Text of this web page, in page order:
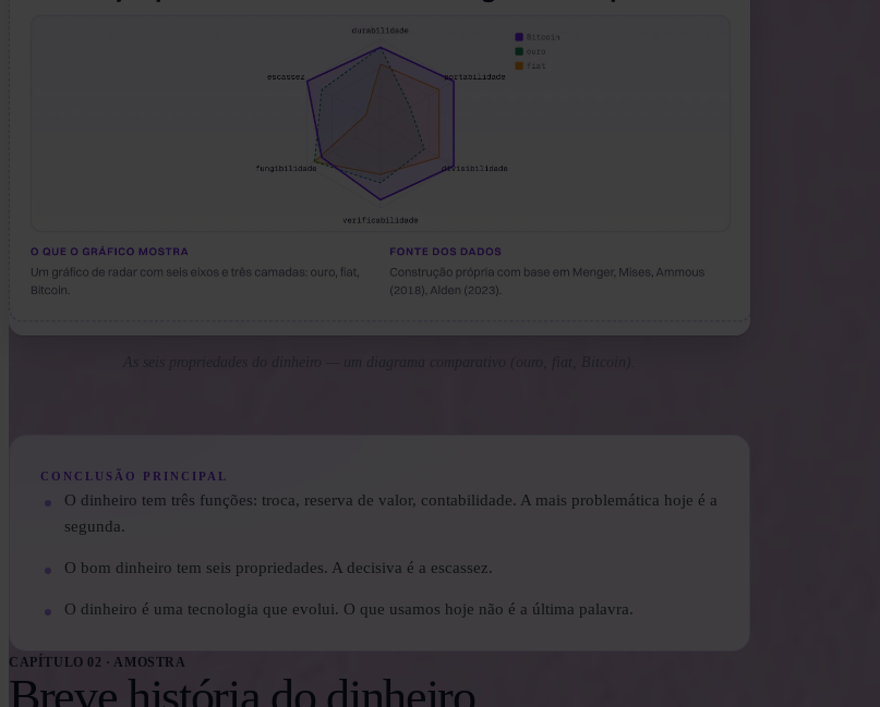
CONCLUSÃO PRINCIPAL
O dinheiro tem três funções: troca, reserva de valor, contabilidade. A mais problemática hoje é a
segunda.
O bom dinheiro tem seis propriedades. A decisiva é a escassez.
O dinheiro é uma tecnologia que evolui. O que usamos hoje não é a última palavra.
CAPÍTULO 02 · AMOSTRA
Breve história do dinheiro